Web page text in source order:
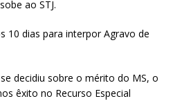
ao STJ.
10 dias para interpor Agravo de
decidiu sobre o mérito do MS, o
êxito no Recurso Especial